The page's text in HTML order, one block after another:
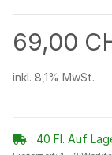
69,00
inkl. 8,1% MwSt.
40 Fl. Auf